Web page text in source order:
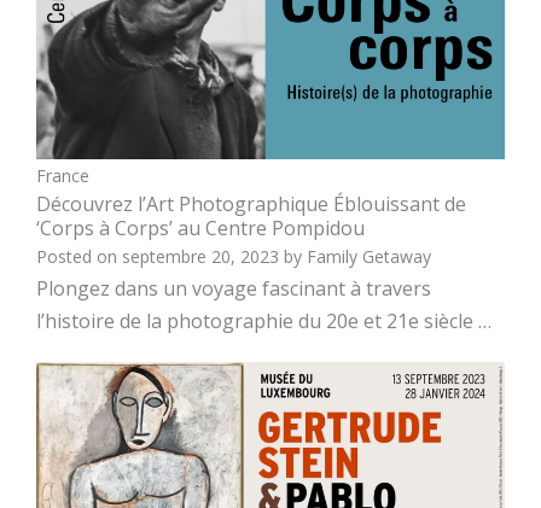
France
Découvrez l’Art Photographique Éblouissant de
‘Corps à Corps’ au Centre Pompidou
Posted on septembre 20, 2023 by Family Getaway
Plongez dans un voyage fascinant à travers
l’histoire de la photographie du 20e et 21e siècle …